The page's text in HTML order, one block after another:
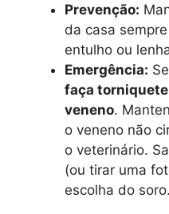
Prevenção:
da casa
entulho ou
Emergência:
faça
veneno.
o veneno não
o veterinário.
(ou tirar uma
escolha do soro.